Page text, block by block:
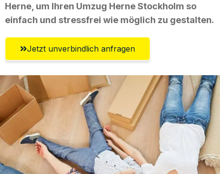
Herne, um Ihren Umzug Herne Stockholm so
einfach und stressfrei wie möglich zu gestalten.
Jetzt unverbindlich anfragen